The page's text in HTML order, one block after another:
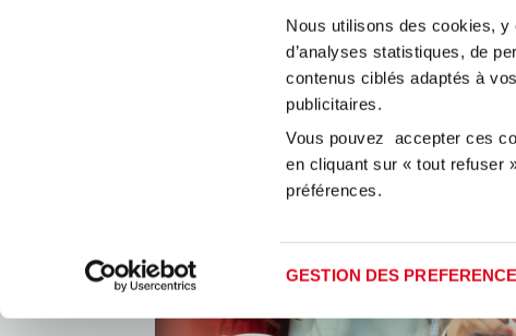
Nous utilisons des cookies,
d’analyses statistiques, de
contenus ciblés adaptés à
publicitaires.
Vous pouvez accepter ces
en cliquant sur « tout refuser
préférences.
GESTION DES